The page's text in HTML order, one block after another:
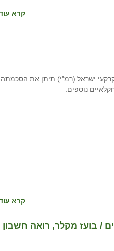
קרא
המקרים בהם רשות מקרקעי ישראל (רמ"י) תיתן את הסכמתה
נוספים.
קרא
/ בועז מקלר, רואה חשבון